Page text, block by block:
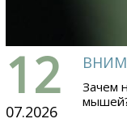
12
07.2026
Зачем